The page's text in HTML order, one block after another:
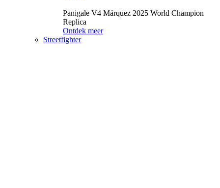
Panigale V4 Márquez 2025 World Champion
Replica
Ontdek meer
Streetfighter